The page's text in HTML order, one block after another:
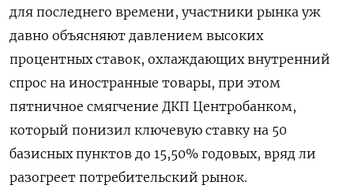
для последнего времени, участники рынка уж
давно ‌объясняют давлением высоких
процентных ставок, охлаждающих внутренний
спрос на иностранные товары, при этом
пятничное смягчение ДКП Центробанком,
который понизил ключевую ставку на 50
базисных пунктов до 15,50% годовых, вряд ли
разогреет потребительский рынок.